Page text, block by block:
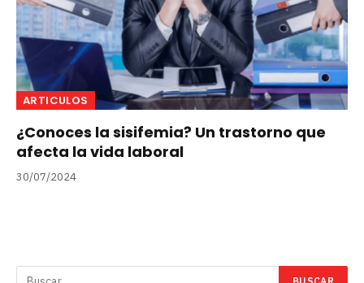
ARTICULOS
¿Conoces la sisifemia? Un trastorno que
afecta la vida laboral
30/07/2024